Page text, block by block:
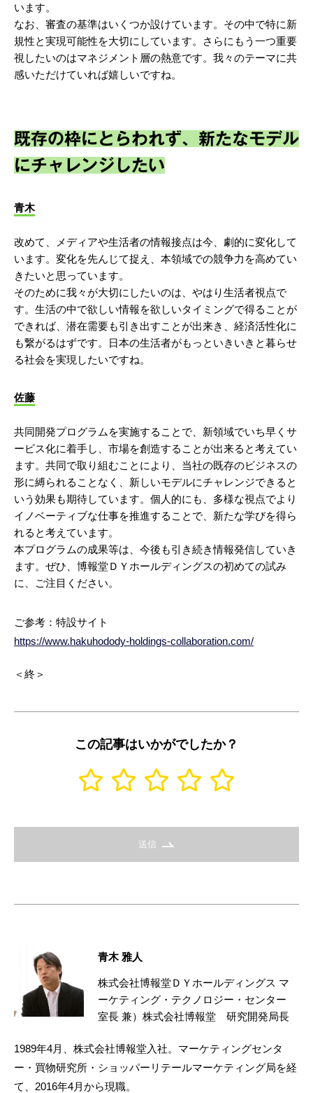
います。
なお、審査の基準はいくつか設けています。その中で特に新
規性と実現可能性を大切にしています。さらにもう一つ重要
視したいのはマネジメント層の熱意です。我々のテーマに共
感いただけていれば嬉しいですね。
既存の枠にとらわれず、新たなモデル
にチャレンジしたい
青木
改めて、メディアや生活者の情報接点は今、劇的に変化して
います。変化を先んじて捉え、本領域での競争力を高めてい
きたいと思っています。
そのために我々が大切にしたいのは、やはり生活者視点で
す。生活の中で欲しい情報を欲しいタイミングで得ることが
できれば、潜在需要も引き出すことが出来き、経済活性化に
も繋がるはずです。日本の生活者がもっといきいきと暮らせ
る社会を実現したいですね。
佐藤
共同開発プログラムを実施することで、新領域でいち早くサ
ービス化に着手し、市場を創造することが出来ると考えてい
ます。共同で取り組むことにより、当社の既存のビジネスの
形に縛られることなく、新しいモデルにチャレンジできると
いう効果も期待しています。個人的にも、多様な視点でより
イノベーティブな仕事を推進することで、新たな学びを得ら
れると考えています。
本プログラムの成果等は、今後も引き続き情報発信していき
ます。ぜひ、博報堂ＤＹホールディングスの初めての試み
に、ご注目ください。
ご参考：特設サイト
https://www.hakuhodody-holdings-collaboration.com/
＜終＞
この記事はいかがでしたか？
送信
青木 雅人
株式会社博報堂ＤＹホールディングス マ
ーケティング・テクノロジー・センター
室長 兼）株式会社博報堂 研究開発局長
1989年4月、株式会社博報堂入社。マーケティングセンタ
ー・買物研究所・ショッパーリテールマーケティング局を経
て、2016年4月から現職。